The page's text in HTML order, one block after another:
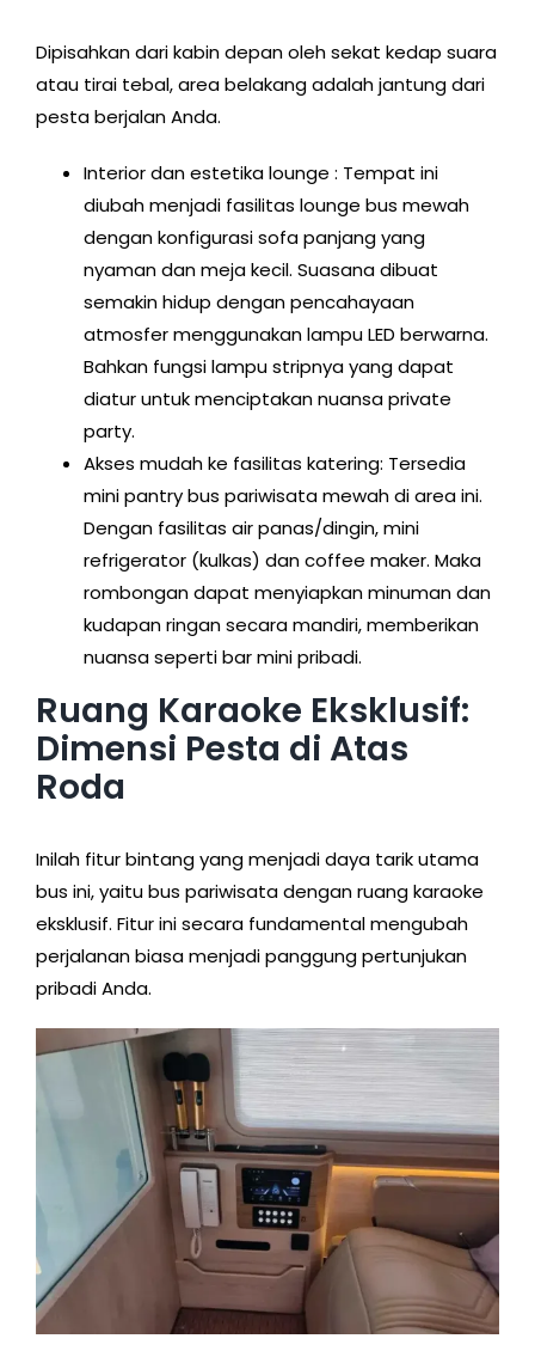
Dipisahkan dari kabin depan oleh sekat kedap suara
atau tirai tebal, area belakang adalah jantung dari
pesta berjalan Anda.
Interior dan estetika lounge : Tempat ini
diubah menjadi fasilitas lounge bus mewah
dengan konfigurasi sofa panjang yang
nyaman dan meja kecil. Suasana dibuat
semakin hidup dengan pencahayaan
atmosfer menggunakan lampu LED berwarna.
Bahkan fungsi lampu stripnya yang dapat
diatur untuk menciptakan nuansa private
party.
Akses mudah ke fasilitas katering: Tersedia
mini pantry bus pariwisata mewah di area ini.
Dengan fasilitas air panas/dingin, mini
refrigerator (kulkas) dan coffee maker. Maka
rombongan dapat menyiapkan minuman dan
kudapan ringan secara mandiri, memberikan
nuansa seperti bar mini pribadi.
Ruang Karaoke Eksklusif:
Dimensi Pesta di Atas
Roda
Inilah fitur bintang yang menjadi daya tarik utama
bus ini, yaitu bus pariwisata dengan ruang karaoke
eksklusif. Fitur ini secara fundamental mengubah
perjalanan biasa menjadi panggung pertunjukan
pribadi Anda.